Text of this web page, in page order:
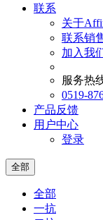
联系
关于
联系销
加入我
服务热
0519-
产品反馈
用户中心
登录
全部
全部
一抗